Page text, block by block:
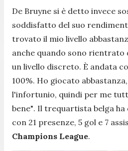
De Bruyne si è detto invece
soddisfatto del suo
trovato il mio livello
anche quando sono
un livello discreto. È andata
100%. Ho giocato
l'infortunio, quindi per me
bene". Il trequartista belga ha
con 21 presenze, 5 gol e 7
Champions League.